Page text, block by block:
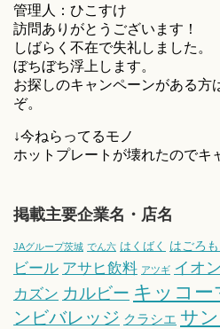
管理人：ひこすけ
訪問ありがとうございます！
しばらく不在で失礼しました。
ぼちぼち浮上します。
お探しのキャンペーンがある方
ぞ。
↓今ねらってるモノ
ホットプレートが壊れたのでキ
掲載主要企業名・店名
JAグループ茨城 でん六 はくばく はごろ
ビール アサヒ飲料 アツギ イオン
カズン カルビー キッコー
ンビバレッジ クラシエ サ